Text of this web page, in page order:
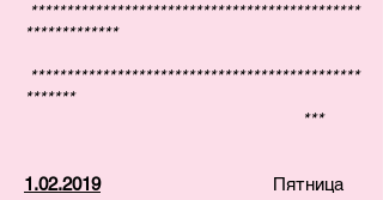
**********************************************
*************
**********************************************
*******
***
1.02.2019Пятница